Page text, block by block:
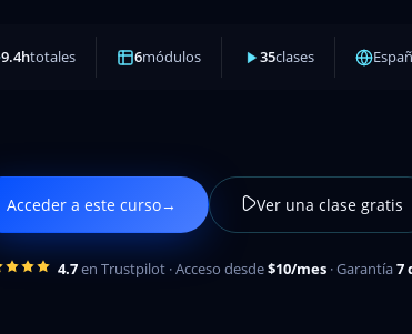
9.4htotales 6módulos 35clases
Acceder a este curso→ Ver una clase gratis
4.7en Trustpilot · Acceso desde$10/mes· Garantía7